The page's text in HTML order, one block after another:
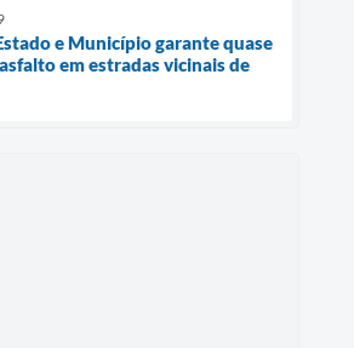
e Município garante quase
em estradas vicinais de